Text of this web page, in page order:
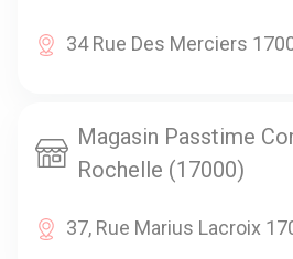
34 Rue Des Merciers
Magasin Passtime
Rochelle (17000)
37, Rue Marius Lacroix